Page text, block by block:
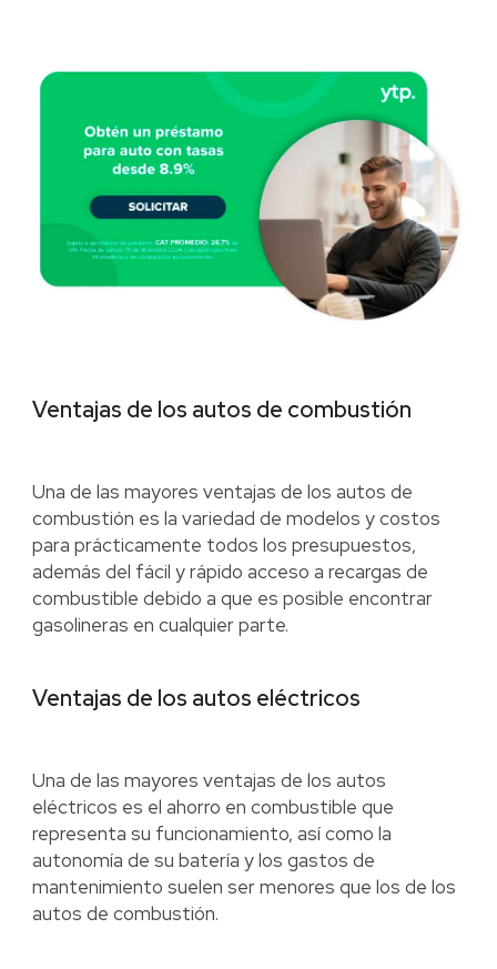
Ventajas de los autos de combustión
Una de las mayores ventajas de los autos de
combustión es la variedad de modelos y costos
para prácticamente todos los presupuestos,
además del fácil y rápido acceso a recargas de
combustible debido a que es posible encontrar
gasolineras en cualquier parte.
Ventajas de los autos eléctricos
Una de las mayores ventajas de los autos
eléctricos es el ahorro en combustible que
representa su funcionamiento, así como la
autonomía de su batería y los gastos de
mantenimiento suelen ser menores que los de los
autos de combustión.